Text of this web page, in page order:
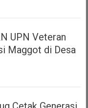
UPN Veteran
Maggot di Desa